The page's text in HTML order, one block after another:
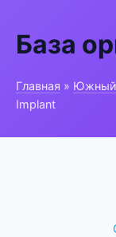
База
Главная » Южный
Implant